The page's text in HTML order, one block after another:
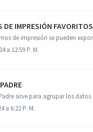
DE IMPRESIÓN FAVORITOS
a 12:59 P. M.
a 6:22 P. M.